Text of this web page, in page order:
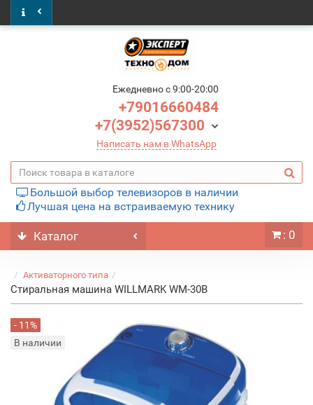
Ежедневно c 9:00-20:00
+79016660484
+7(3952)567300
Написать нам в WhatsApp
Большой выбор телевизоров в наличии
Лучшая цена на встраиваемую технику
Каталог : 0
Активаторного типа
Стиральная машина WILLMARK WM-30B
- 11%
В наличии